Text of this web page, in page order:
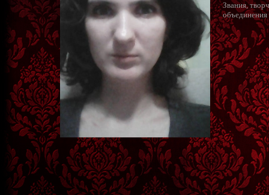
Звания,
объединения